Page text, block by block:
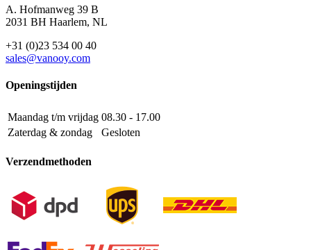
A. Hofmanweg 39 B
2031 BH Haarlem, NL
+31 (0)23 534 00 40
sales@vanooy.com
Openingstijden
Maandag t/m vrijdag 08.30 - 17.00
Zaterdag & zondag
Gesloten
Verzendmethoden